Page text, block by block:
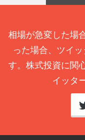
相場が急変した場
った場合、ツイ
す。株式投資に関
イッタ